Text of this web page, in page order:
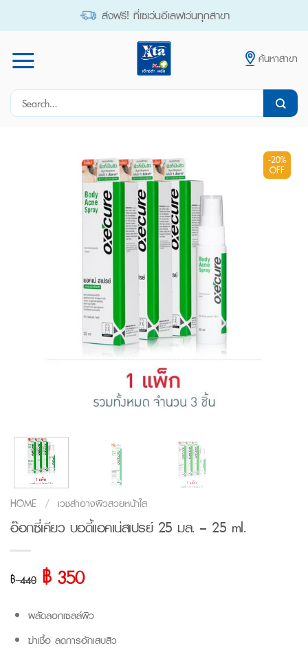
ส่งฟรี! ที่เซเว่นอีเลฟเว่นทุกสาขา
ค้นหาสาขา
Search
-20%
OFF
HOME / เวชสำอางผิวสวยหน้าใส
อ๊อกซี่เคียว บอดี้แอคเน่สเปรย์ 25 มล. – 25 ml.
฿440 Original
was:
฿ 440.
฿350Current
is:
฿ 350.
ผลัดลอกเซลล์ผิว
ฆ่าเชื้อ ลดการอักเสบสิว